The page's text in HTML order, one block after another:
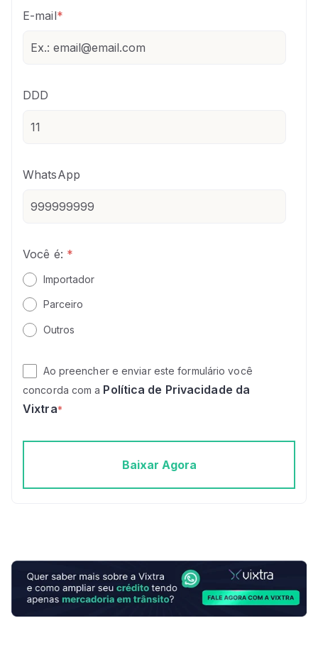
E-mail*
DDD
WhatsApp
Você é: *
Importador
Parceiro
Outros
Ao preencher e enviar este formulário você
concorda com a Política de Privacidade da
Vixtra*